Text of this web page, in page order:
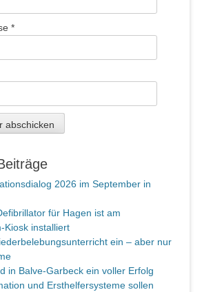
*
2026 im September in
für Hagen ist am
Kiosk installiert
ein – aber nur
in Balve-Garbeck ein voller Erfolg
und Ersthelfersysteme sollen